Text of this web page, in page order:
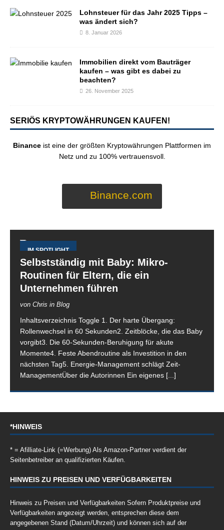
Lohnsteuer für das Jahr 2025 Tipps –
was ändert sich?
8. Januar 2026
Immobilien direkt vom Bauträger
kaufen – was gibt es dabei zu
beachten?
26. November 2025
SERIÖS KRYPTOWÄHRUNGEN KAUFEN!
Binance ist eine der größten Kryptowährungen Plattformen im
Netz und zu 100% vertrauensvoll.
Binance.com
IM SPOTLIGHT
Selbstständig mit Baby: Mikro-
Routinen für Eltern, die ein
Unternehmen führen
von Chris in Blog
Inhaltsverzeichnis Toggle 1. Der harte Übergang:
Rollenwechsel in 60 Sekunden2. Zeitblöcke, die das Baby
vorgibt3. Die 60-Sekunden-Beruhigung für akute
Momente4. Feste Abendroutine als Investition in den
nächsten Tag5. Energie-Management schlägt Zeit-
ManagementÜber die Autorinnen Ein eigenes [...]
*HINWEIS
* = Afilliate-Link (=Werbung) Als Amazon-Partner verdient der
Seitenbetreiber an qualifizierten Käufen.
HINWEIS ZU PREISEN UND VERFÜGBARKEITEN
Hinweis zu Preisen und Verfügbarkeiten Sofern Produktpreise und
Verfügbarkeiten angezeigt werden, entsprechen diese dem
angegebenen Stand (Datum/Uhrzeit) und können sich auf der